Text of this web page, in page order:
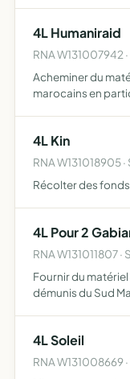
4L Humaniraid
RNA W131007942
Acheminer du
marocains en
4L Kin
RNA W131018905
Récolter des
4L Pour 2
RNA W131011807
Fournir du
démunis du Sud
4L Soleil
RNA W131008669